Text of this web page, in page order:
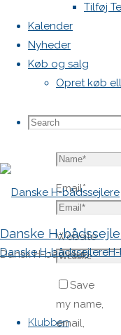
Tilføj
Kalender
Nyheder
Køb og salg
Opret køb
Search
Search
Danske H-
Dansk H-båd klub
Danske H-bådssejlere
Klubben
Comment
Email*
Website
Save
my name,
email,